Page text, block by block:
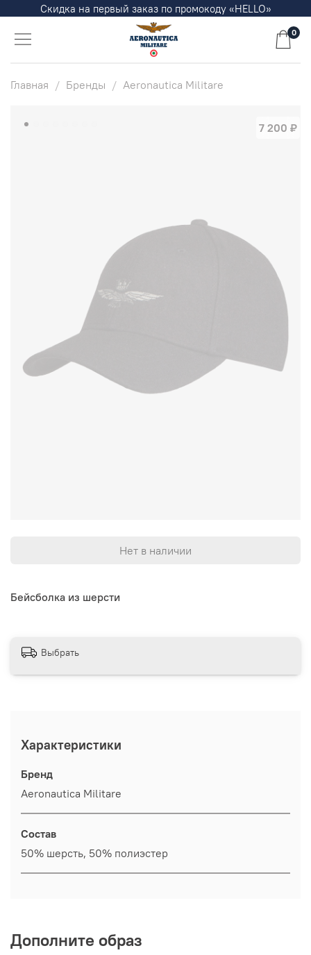
Скидка на первый заказ по промокоду «HELLO»
0
Главная Бренды Aeronautica Militare
Бейсболка из шерсти
7 200 ₽
Нет в наличии
Выбрать
Характеристики
Бренд
Aeronautica Militare
Состав
50% шерсть, 50% полиэстер
Дополните образ